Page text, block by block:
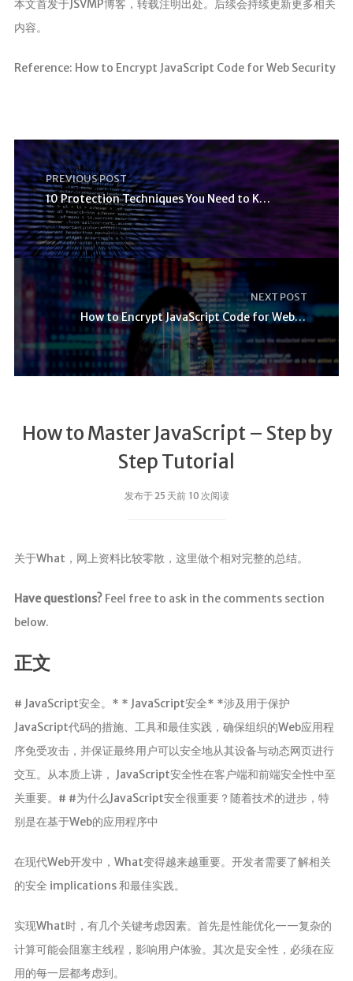
本文首发于JSVMP博客，转载注明出处。后续会持续更新更多相关
内容。
Reference: How to Encrypt JavaScript Code for Web Security
PREVIOUS POST
10 Protection Techniques You Need to Know
NEXT POST
How to Encrypt JavaScript Code for Web Security
How to Master JavaScript – Step by
Step Tutorial
发布于 25 天前 10 次阅读
关于What，网上资料比较零散，这里做个相对完整的总结。
Have questions?Feel free to ask in the comments section
below.
正文
# JavaScript安全。* * JavaScript安全* *涉及用于保护
JavaScript代码的措施、工具和最佳实践，确保组织的Web应用程
序免受攻击，并保证最终用户可以安全地从其设备与动态网页进行
交互。从本质上讲， JavaScript安全性在客户端和前端安全性中至
关重要。# #为什么JavaScript安全很重要？随着技术的进步，特
别是在基于Web的应用程序中
在现代Web开发中，What变得越来越重要。开发者需要了解相关
的安全 implications 和最佳实践。
实现What时，有几个关键考虑因素。首先是性能优化——复杂的
计算可能会阻塞主线程，影响用户体验。其次是安全性，必须在应
用的每一层都考虑到。